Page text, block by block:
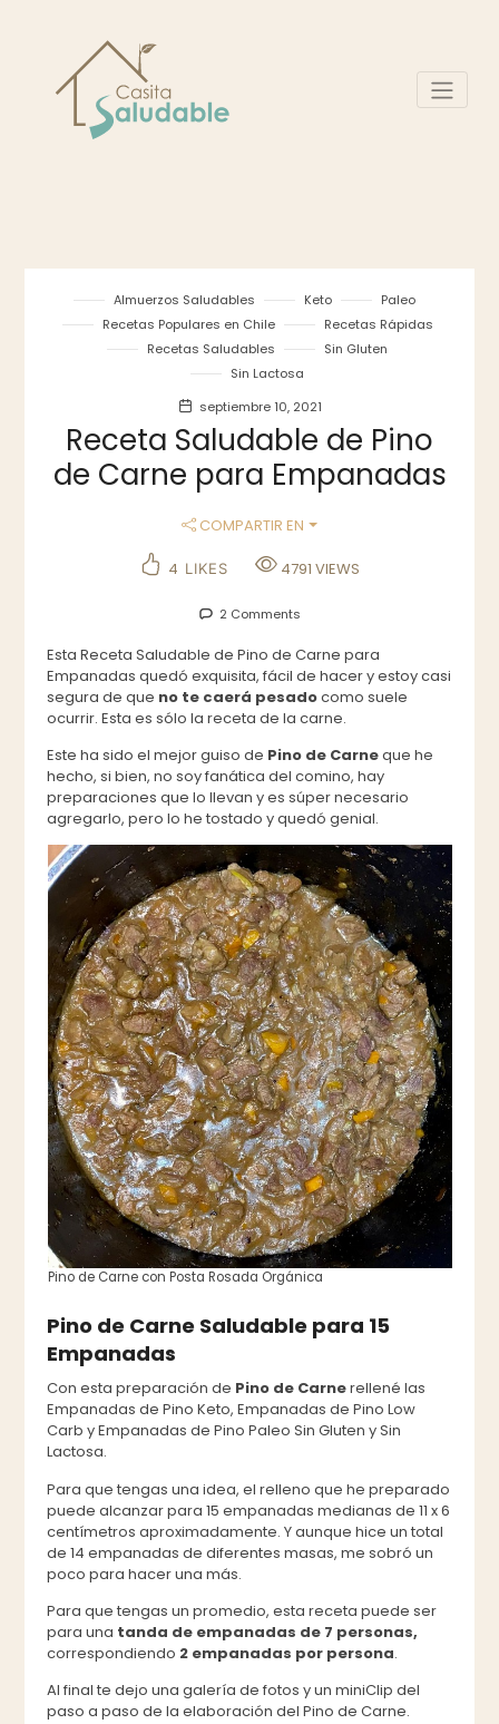
Almuerzos Saludables Keto
Paleo
Recetas Populares en Chile
Recetas Rápidas
Recetas Saludables
Sin Gluten
Sin Lactosa
septiembre 10, 2021
Receta Saludable de Pino
de Carne para Empanadas
COMPARTIR EN
4 LIKES 4791 VIEWS
2 Comments
Esta Receta Saludable de Pino de Carne para
Empanadas quedó exquisita, fácil de hacer y estoy casi
segura de que no te caerá pesadocomo suele
ocurrir. Esta es sólo la receta de la carne.
Este ha sido el mejor guiso de Pino de Carneque he
hecho, si bien, no soy fanática del comino, hay
preparaciones que lo llevan y es súper necesario
agregarlo, pero lo he tostado y quedó genial.
Pino de Carne con Posta Rosada Orgánica
Pino de Carne Saludable para 15
Empanadas
Con esta preparación de Pino de Carnerellené las
Empanadas de Pino Keto, Empanadas de Pino Low
Carb y Empanadas de Pino Paleo Sin Gluten y Sin
Lactosa.
Para que tengas una idea, el relleno que he preparado
puede alcanzar para 15 empanadas medianas de 11 x 6
centímetros aproximadamente. Y aunque hice un total
de 14 empanadas de diferentes masas, me sobró un
poco para hacer una más.
Para que tengas un promedio, esta receta puede ser
para una tanda de empanadas de 7 personas,
correspondiendo 2 empanadas por persona.
Al final te dejo una galería de fotos y un miniClip del
paso a paso de la elaboración del Pino de Carne.